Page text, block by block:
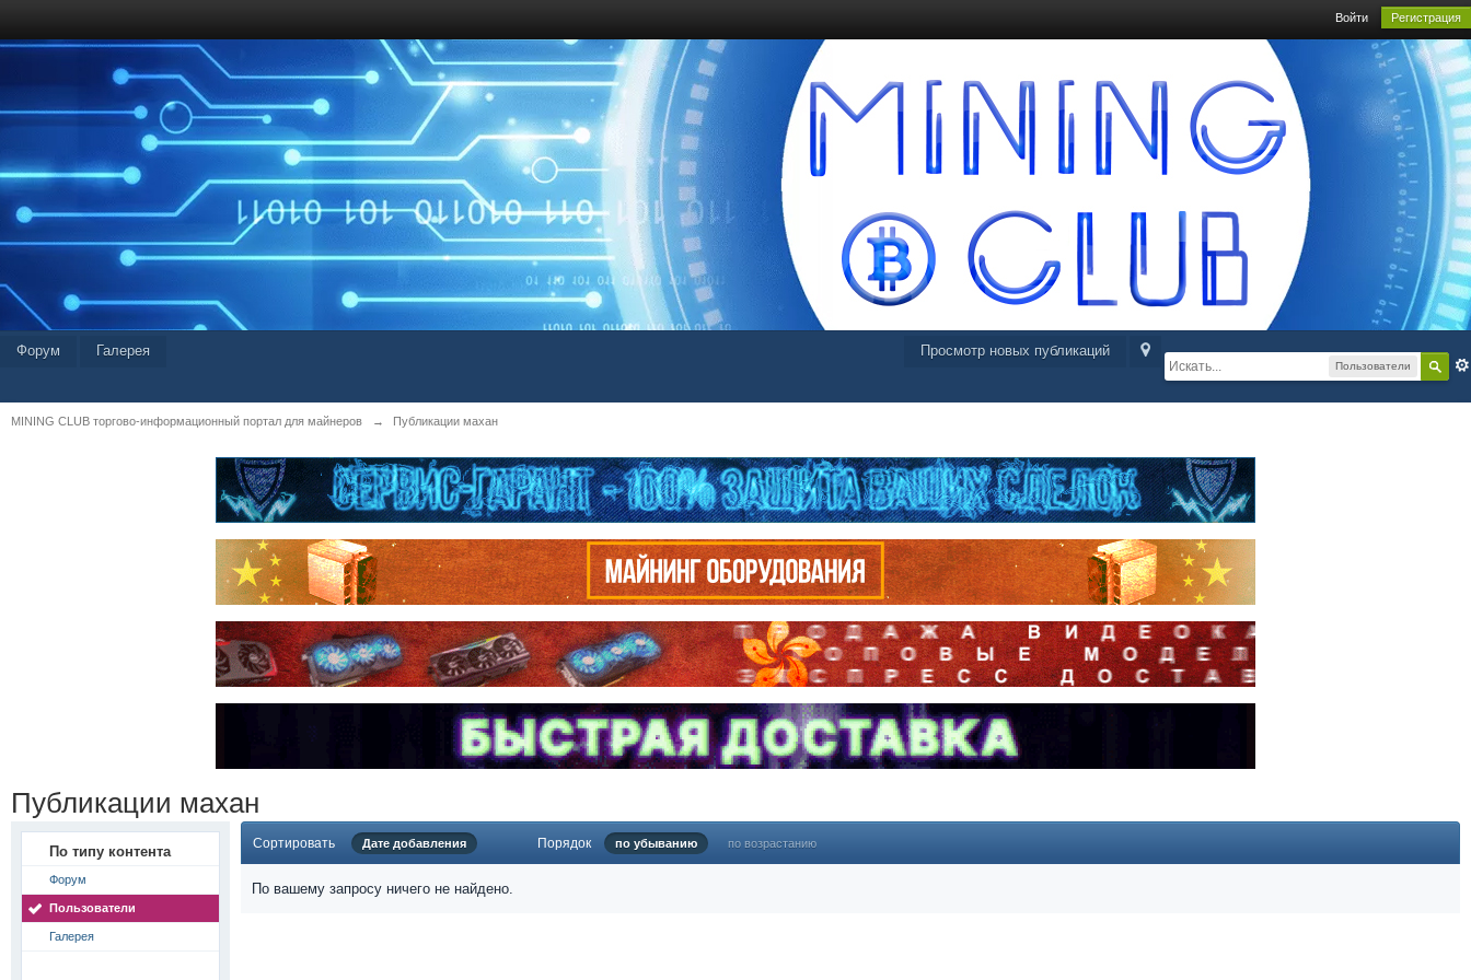
Войти Регистрация
Пользователи
Просмотр новых публикаций
Форум Галерея
MINING CLUB торгово-информационный портал для майнеров → Публикации махан
Публикации махан
По типу контента
Форум
Пользователи
Галерея
Сортировать Дате добавления Порядок по убыванию по возрастанию
По вашему запросу ничего не найдено.